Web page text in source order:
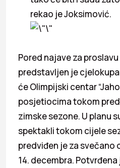
rekao je Joksimović.
Pored najave za
predstavljen je
će Olimpijski centar
posjetiocima tokom
zimske sezone. U planu
spektakli tokom cijele
predviđen je za svečano
14. decembra. Potvrđena